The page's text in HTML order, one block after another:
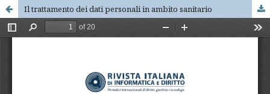
Il trattamento dei dati personali in ambito sanitario